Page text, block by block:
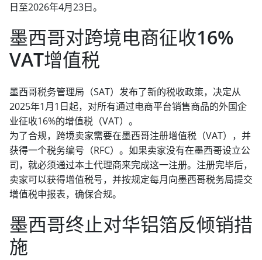
日至2026年4月23日。
墨西哥对跨境电商征收16%
VAT增值税
墨西哥税务管理局（SAT）发布了新的税收政策，决定从
2025年1月1日起，对所有通过电商平台销售商品的外国企
业征收16%的增值税（VAT）。
为了合规，跨境卖家需要在墨西哥注册增值税（VAT），并
获得一个税务编号（RFC）。如果卖家没有在墨西哥设立公
司，就必须通过本土代理商来完成这一注册。注册完毕后，
卖家可以获得增值税号，并按规定每月向墨西哥税务局提交
增值税申报表，确保合规。
墨西哥终止对华铝箔反倾销措
施